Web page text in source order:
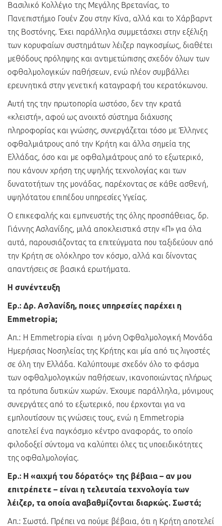
Βασιλικό Κολλέγιο της Μεγάλης Βρετανίας, το
Πανεπιστήμιο Γουέν Ζου στην Κίνα, αλλά και το Χάρβαρντ
της Βοστόνης. Έχει παράλληλα συμμετάσχει στην εξέλιξη
των κορυφαίων συστημάτων λέιζερ παγκοσμίως, διαθέτει
μεθόδους πρόληψης και αντιμετώπισης σχεδόν όλων των
οφθαλμολογικών παθήσεων, ενώ πλέον συμβάλλει
ερευνητικά στην γενετική καταγραφή του κερατόκωνου.
Αυτή της την πρωτοπορία ωστόσο, δεν την κρατά
«κλειστή», αφού ως ανοιχτό σύστημα διάχυσης
πληροφορίας και γνώσης, συνεργάζεται τόσο με Έλληνες
οφθαλμιάτρους από την Κρήτη και άλλα σημεία της
Ελλάδας, όσο και με οφθαλμιάτρους από το εξωτερικό,
που κάνουν χρήση της υψηλής τεχνολογίας και των
δυνατοτήτων της μονάδας, παρέχοντας σε κάθε ασθενή,
υψηλότατου επιπέδου υπηρεσίες Υγείας.
Ο επικεφαλής και εμπνευστής της όλης προσπάθειας, δρ.
Γιάννης Ασλανίδης, μιλά αποκλειστικά στην «Π» για όλα
αυτά, παρουσιάζοντας τα επιτεύγματα που ταξιδεύουν από
την Κρήτη σε ολόκληρο τον κόσμο, αλλά και δίνοντας
απαντήσεις σε βασικά ερωτήματα.
Η συνέντευξη
Ερ.: Δρ. Ασλανίδη, ποιες υπηρεσίες παρέχει η
Emmetropia;
Απ.: Η Emmetropia είναι η μόνη Οφθαλμολογική Μονάδα
Ημερήσιας Νοσηλείας της Κρήτης και μία από τις λιγοστές
σε όλη την Ελλάδα. Καλύπτουμε σχεδόν όλο το φάσμα
των οφθαλμολογικών παθήσεων, ικανοποιώντας πλήρως
τα πρότυπα δυτικών χωρών. Έχουμε παράλληλα, μόνιμους
συνεργάτες από το εξωτερικό, που έρχονται για να
εμπλουτίσουν τις γνώσεις τους, ενώ η Emmetropia
αποτελεί ένα παγκόσμιο κέντρο αναφοράς, το οποίο
φιλοδοξεί σύντομα να καλύπτει όλες τις υποειδικότητες
της οφθαλμολογίας.
Ερ.: Η «αιχμή του δόρατός» της βέβαια – αν μου
επιτρέπετε – είναι η τελευταία τεχνολογία των
λέιζερ, τα οποία αναβαθμίζονται διαρκώς. Σωστά;
Απ.: Σωστά. Πρέπει να πούμε βέβαια, ότι η Κρήτη αποτελεί